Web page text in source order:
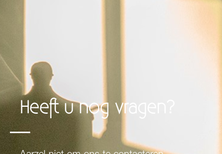
Heeft u nog vragen?